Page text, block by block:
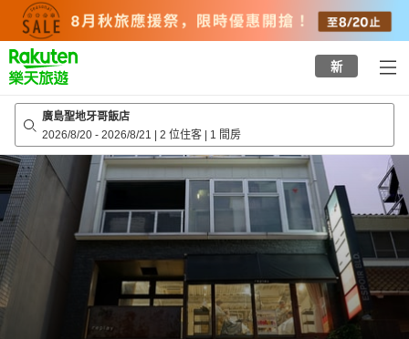
top
page
新
廣島聖地牙哥飯店
2026/8/20 - 2026/8/21 | 2 位住客 | 1 間房